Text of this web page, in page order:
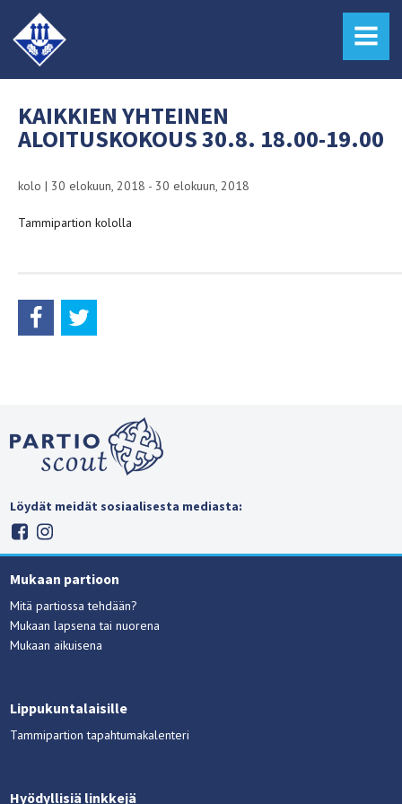
MENU
KAIKKIEN YHTEINEN
ALOITUSKOKOUS 30.8. 18.00-19.00
kolo | 30 elokuun, 2018 - 30 elokuun, 2018
Tammipartion kololla
Löydät meidät sosiaalisesta mediasta:
Mukaan partioon
Mitä partiossa tehdään?
Mukaan lapsena tai nuorena
Mukaan aikuisena
Lippukuntalaisille
Tammipartion tapahtumakalenteri
Hyödyllisiä linkkejä